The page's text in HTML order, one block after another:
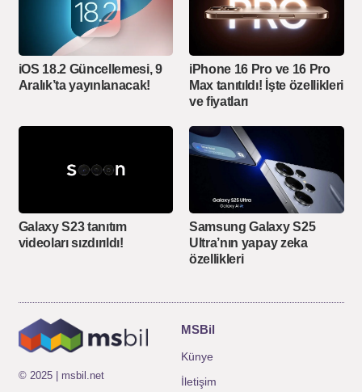
iOS 18.2 Güncellemesi, 9
Aralık’ta yayınlanacak!
iPhone 16 Pro ve 16 Pro
Max tanıtıldı! İşte özellikleri
ve fiyatları
Galaxy S23 tanıtım
videoları sızdırıldı!
Samsung Galaxy S25
Ultra’nın yapay zeka
özellikleri
© 2025 | msbil.net
MSBil
Künye
İletişim